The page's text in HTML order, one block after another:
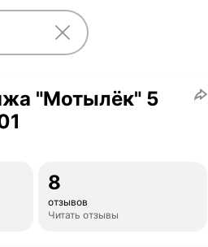
"Мотылёк" 5
8
отзывов
Читать отзывы